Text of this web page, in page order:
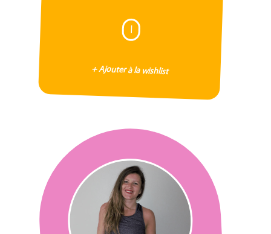
I
+ Ajouter à la wishlist